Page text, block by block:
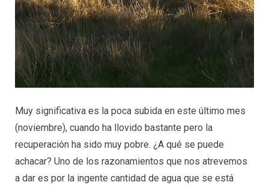
Muy significativa es la poca subida en este último mes
(noviembre), cuando ha llovido bastante pero la
recuperación ha sido muy pobre. ¿A qué se puede
achacar? Uno de los razonamientos que nos atrevemos
a dar es por la ingente cantidad de agua que se está